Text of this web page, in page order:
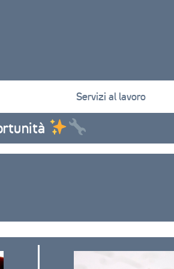
Servizi al lavoro